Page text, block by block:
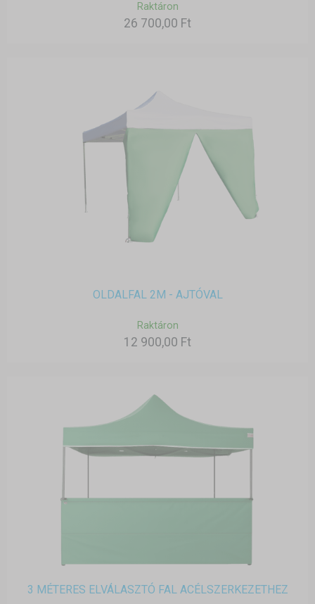
Raktáron
26 700,00 Ft
OLDALFAL 2M - AJTÓVAL
Raktáron
12 900,00 Ft
3 MÉTERES ELVÁLASZTÓ FAL ACÉLSZERKEZETHEZ